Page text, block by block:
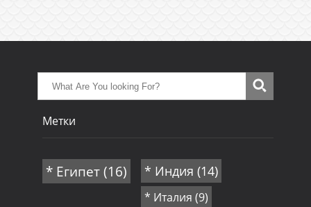
Метки
* Египет(16) * Индия (14)
* Италия (9)